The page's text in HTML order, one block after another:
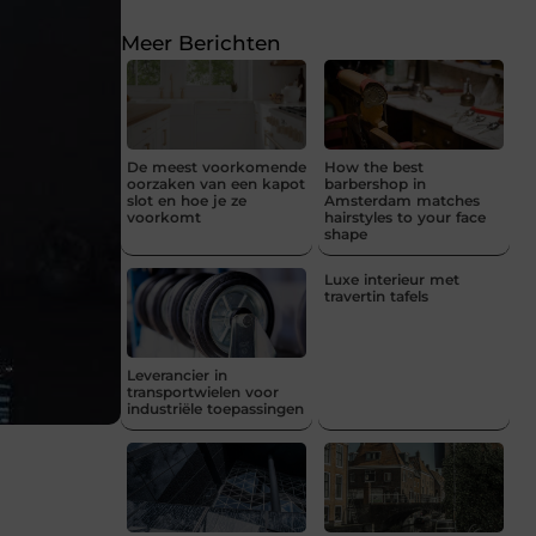
Meer Berichten
De meest voorkomende
oorzaken van een kapot
slot en hoe je ze
voorkomt
How the best
barbershop in
Amsterdam matches
hairstyles to your face
shape
Leverancier in
transportwielen voor
industriële toepassingen
Luxe interieur met
travertin tafels